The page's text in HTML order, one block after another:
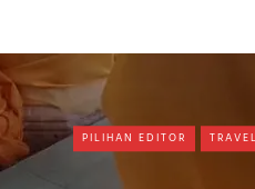
PILIHAN EDITOR